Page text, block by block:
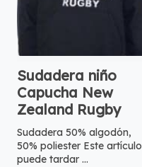
Sudadera niño
Capucha New
Zealand Rugby
Sudadera 50% algodón,
50% poliester Este artículo
puede tardar ...